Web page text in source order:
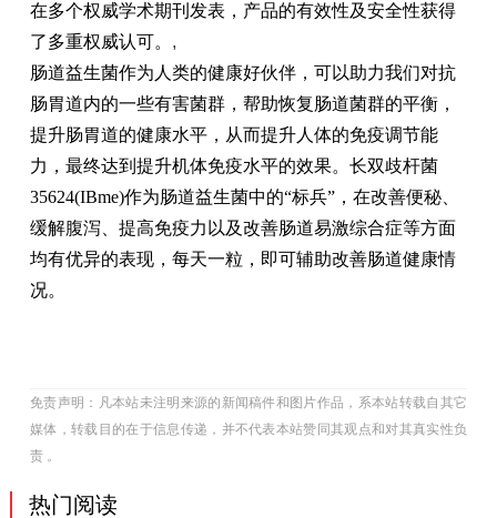
在多个权威学术期刊发表，产品的有效性及安全性获得
了多重权威认可。 ,
肠道益生菌作为人类的健康好伙伴，可以助力我们对抗
肠胃道内的一些有害菌群，帮助恢复肠道菌群的平衡，
提升肠胃道的健康水平，从而提升人体的免疫调节能
力，最终达到提升机体免疫水平的效果。长双歧杆菌
35624(IBme)作为肠道益生菌中的“标兵”，在改善便秘、
缓解腹泻、提高免疫力以及改善肠道易激综合症等方面
均有优异的表现，每天一粒，即可辅助改善肠道健康情
况。
免责声明：凡本站未注明来源的新闻稿件和图片作品，系本站转载自其它
媒体，转载目的在于信息传递，并不代表本站赞同其观点和对其真实性负
责 。
热门阅读